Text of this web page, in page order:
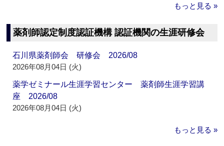
もっと見る »
薬剤師認定制度認証機構 認証機関の生涯研修会
石川県薬剤師会 研修会 2026/08
2026年08月04日 (火)
薬学ゼミナール生涯学習センター 薬剤師生涯学習講
座 2026/08
2026年08月04日 (火)
もっと見る »